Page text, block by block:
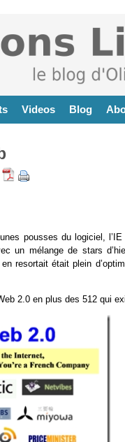
Videos Blog
pousses du logiciel,
un mélange de stars
resortait était plein
2.0 en plus des 512 qui